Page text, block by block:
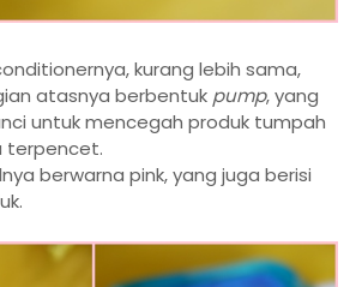
kurang lebih sama,
atasnya berbentuk pump, yang
untuk mencegah produk tumpah
terpencet.
berwarna pink, yang juga berisi